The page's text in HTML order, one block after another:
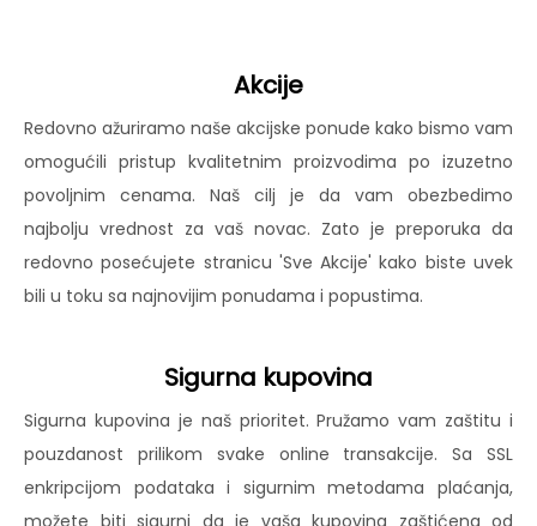
Akcije
Redovno ažuriramo naše akcijske ponude kako bismo vam
omogućili pristup kvalitetnim proizvodima po izuzetno
povoljnim cenama. Naš cilj je da vam obezbedimo
najbolju vrednost za vaš novac. Zato je preporuka da
redovno posećujete stranicu 'Sve Akcije' kako biste uvek
bili u toku sa najnovijim ponudama i popustima.
Sigurna kupovina
Sigurna kupovina je naš prioritet. Pružamo vam zaštitu i
pouzdanost prilikom svake online transakcije. Sa SSL
enkripcijom podataka i sigurnim metodama plaćanja,
možete biti sigurni da je vaša kupovina zaštićena od